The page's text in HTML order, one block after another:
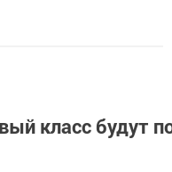
класс будут